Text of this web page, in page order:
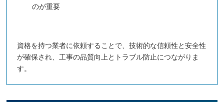
のが重要
資格を持つ業者に依頼することで、技術的な信頼性と安全性
が確保され、工事の品質向上とトラブル防止につながりま
す。